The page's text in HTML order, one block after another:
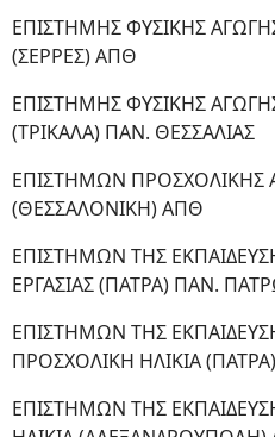
ΕΠΙΣΤΗΜΗΣ ΦΥΣΙΚΗΣ
(ΣΕΡΡΕΣ) ΑΠΘ
ΕΠΙΣΤΗΜΗΣ ΦΥΣΙΚΗΣ
(ΤΡΙΚΑΛΑ) ΠΑΝ. ΘΕΣΣΑΛΙΑΣ
ΕΠΙΣΤΗΜΩΝ ΠΡΟΣΧΟΛΙΚΗΣ
(ΘΕΣΣΑΛΟΝΙΚΗ) ΑΠΘ
ΕΠΙΣΤΗΜΩΝ ΤΗΣ
ΕΡΓΑΣΙΑΣ (ΠΑΤΡΑ) ΠΑΝ.
ΕΠΙΣΤΗΜΩΝ ΤΗΣ
ΠΡΟΣΧΟΛΙΚΗ ΗΛΙΚΙΑ
ΕΠΙΣΤΗΜΩΝ ΤΗΣ